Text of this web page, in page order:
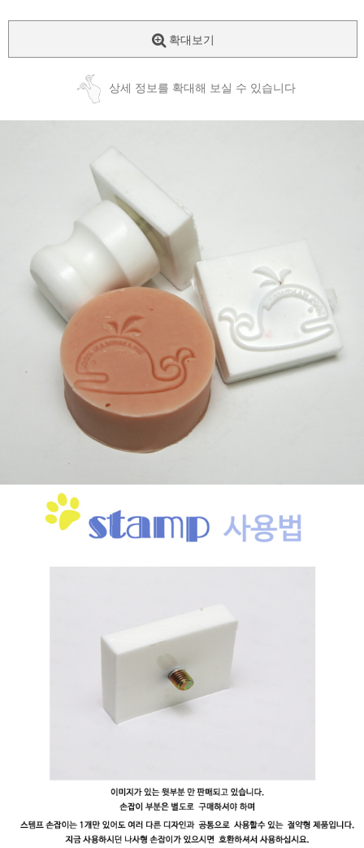
확대보기
상세 정보를 확대해 보실 수 있습니다